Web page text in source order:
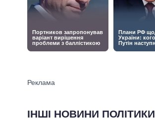
ІНШІ НОВИНИ ПОЛІТИКИ